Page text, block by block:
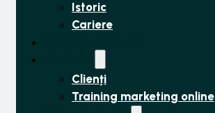
Istoric
Cariere
Clienți
Training marketing online